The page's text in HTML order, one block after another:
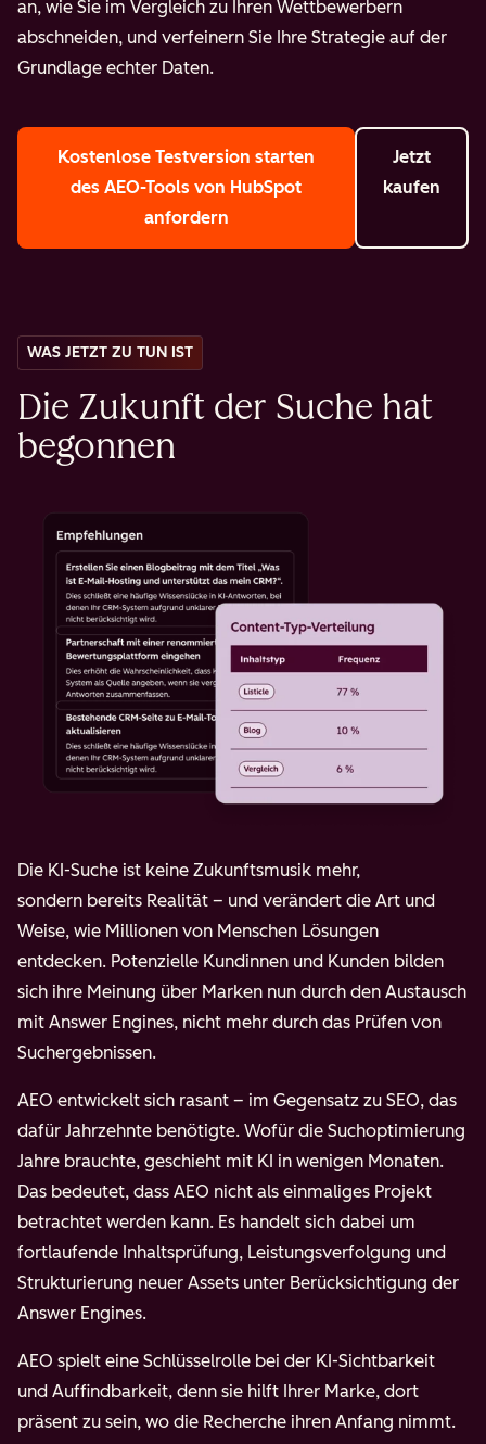
an, wie Sie im Vergleich zu Ihren Wettbewerbern
abschneiden, und verfeinern Sie Ihre Strategie auf der
Grundlage echter Daten.
Kostenlose Testversion starten
des AEO-Tools von HubSpot
anfordern
Jetzt
kaufen
WAS JETZT ZU TUN IST
Die Zukunft der Suche hat
begonnen
Die KI-Suche ist keine Zukunftsmusik mehr,
sondern bereits Realität – und verändert die Art und
Weise, wie Millionen von Menschen Lösungen
entdecken. Potenzielle Kundinnen und Kunden bilden
sich ihre Meinung über Marken nun durch den Austausch
mit Answer Engines, nicht mehr durch das Prüfen von
Suchergebnissen.
AEO entwickelt sich rasant – im Gegensatz zu SEO, das
dafür Jahrzehnte benötigte. Wofür die Suchoptimierung
Jahre brauchte, geschieht mit KI in wenigen Monaten.
Das bedeutet, dass AEO nicht als einmaliges Projekt
betrachtet werden kann. Es handelt sich dabei um
fortlaufende Inhaltsprüfung, Leistungsverfolgung und
Strukturierung neuer Assets unter Berücksichtigung der
Answer Engines.
AEO spielt eine Schlüsselrolle bei der KI-Sichtbarkeit
und Auffindbarkeit, denn sie hilft Ihrer Marke, dort
präsent zu sein, wo die Recherche ihren Anfang nimmt.